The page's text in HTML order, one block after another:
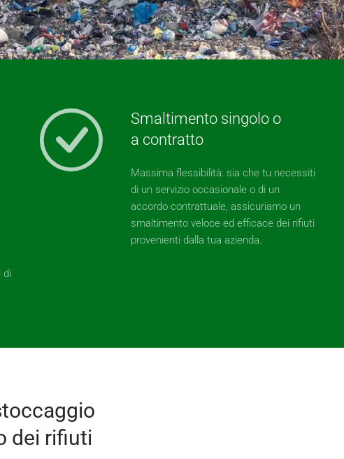
di
Smaltimento singolo o
a contratto
Massima flessibilità: sia che tu necessiti
di un servizio occasionale o di un
accordo contrattuale, assicuriamo un
smaltimento veloce ed efficace dei rifiuti
provenienti dalla tua azienda.
dei rifiuti